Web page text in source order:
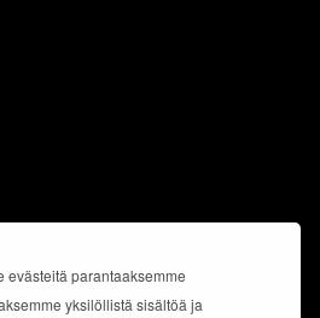
evästeitä parantaaksemme
yksilöllistä sisältöä ja